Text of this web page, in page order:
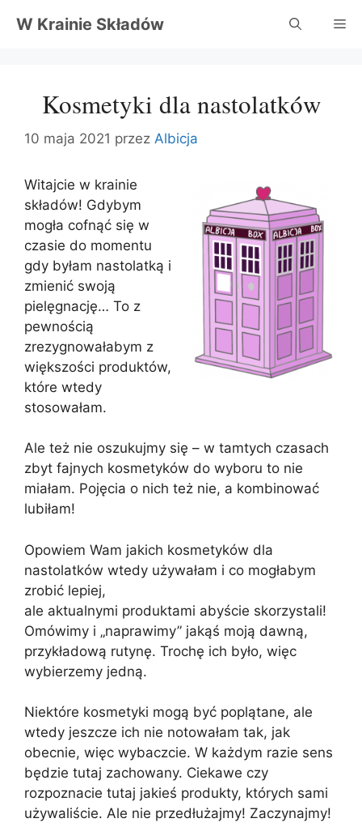
W Krainie Składów
Kosmetyki dla nastolatków
10 maja 2021 przez Albicja
Witajcie w krainie
składów! Gdybym
mogła cofnąć się w
czasie do momentu
gdy byłam nastolatką i
zmienić swoją
pielęgnację… To z
pewnością
zrezygnowałabym z
większości produktów,
które wtedy
stosowałam.
Ale też nie oszukujmy się – w tamtych czasach
zbyt fajnych kosmetyków do wyboru to nie
miałam. Pojęcia o nich też nie, a kombinować
lubiłam!
Opowiem Wam jakich kosmetyków dla
nastolatków wtedy używałam i co mogłabym
zrobić lepiej,
ale aktualnymi produktami abyście skorzystali!
Omówimy i „naprawimy” jakąś moją dawną,
przykładową rutynę. Trochę ich było, więc
wybierzemy jedną.
Niektóre kosmetyki mogą być poplątane, ale
wtedy jeszcze ich nie notowałam tak, jak
obecnie, więc wybaczcie. W każdym razie sens
będzie tutaj zachowany. Ciekawe czy
rozpoznacie tutaj jakieś produkty, których sami
używaliście. Ale nie przedłużajmy! Zaczynajmy!